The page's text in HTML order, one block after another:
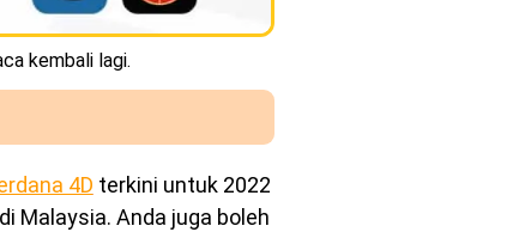
kembali lagi.
4D terkini untuk 2022
Malaysia. Anda juga boleh